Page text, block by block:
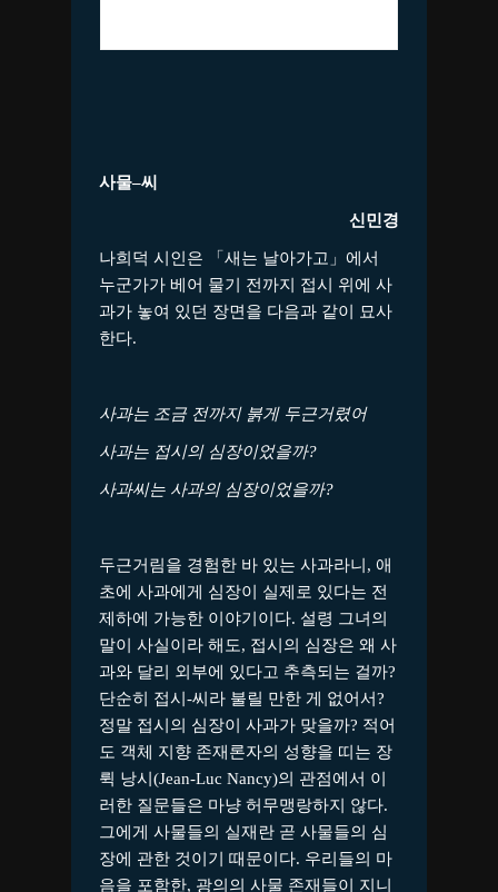
사물–씨
신민경
나희덕 시인은 「새는 날아가고」에서
누군가가 베어 물기 전까지 접시 위에 사
과가 놓여 있던 장면을 다음과 같이 묘사
한다.
사과는 조금 전까지 붉게 두근거렸어
사과는 접시의 심장이었을까?
사과씨는 사과의 심장이었을까?
두근거림을 경험한 바 있는 사과라니, 애
초에 사과에게 심장이 실제로 있다는 전
제하에 가능한 이야기이다. 설령 그녀의
말이 사실이라 해도, 접시의 심장은 왜 사
과와 달리 외부에 있다고 추측되는 걸까?
단순히 접시-씨라 불릴 만한 게 없어서?
정말 접시의 심장이 사과가 맞을까? 적어
도 객체 지향 존재론자의 성향을 띠는 장
뤽 낭시(Jean-Luc Nancy)의 관점에서 이
러한 질문들은 마냥 허무맹랑하지 않다.
그에게 사물들의 실재란 곧 사물들의 심
장에 관한 것이기 때문이다. 우리들의 마
음을 포함한, 광의의 사물 존재들이 지니